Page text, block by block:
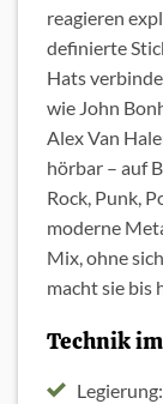
reagieren
definierte
Hats
wie John
Alex Van
hörbar – auf
Rock, Punk,
moderne
Mix, ohne
macht sie bis
Technik